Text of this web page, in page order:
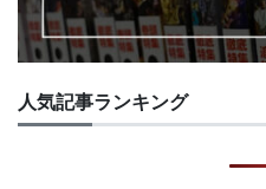
人気記事ランキング